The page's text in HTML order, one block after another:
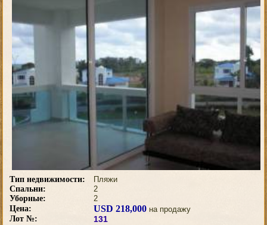
Тип недвижимости:
Пляжи
Спальни:
2
Уборные:
2
Цена:
USD 218,000 на продажу
Лот №:
131